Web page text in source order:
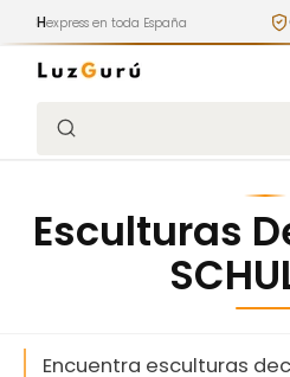
directamente
al contenido
GARANTÍA 3 AÑOS
Búsqueda
Esculturas
Encuentra esculturas